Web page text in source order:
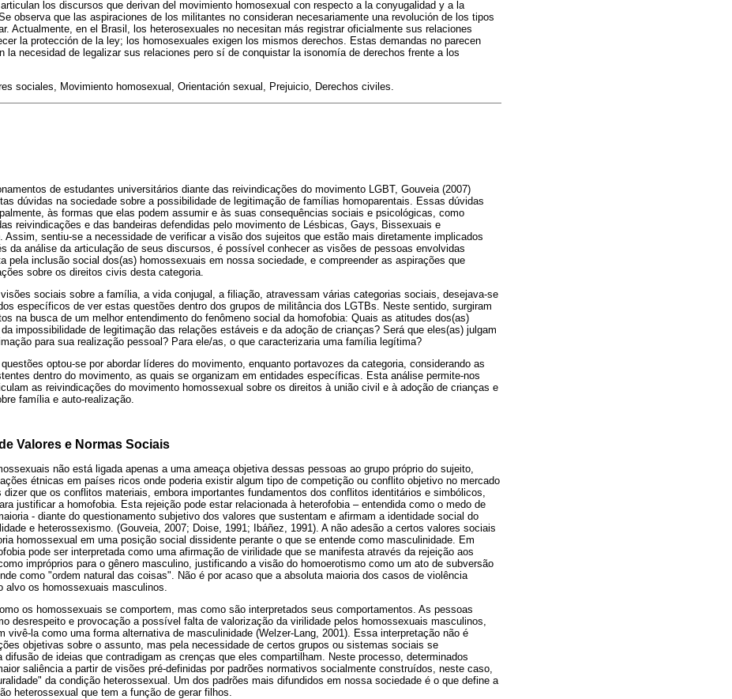
los discursos que derivan del movimiento homosexual con respecto a la conyugalidad y a la
observa que las aspiraciones de los militantes no consideran necesariamente una revolución de los tipos
Actualmente, en el Brasil, los heterosexuales no necesitan más registrar oficialmente sus relaciones
la protección de la ley; los homosexuales exigen los mismos derechos. Estas demandas no parecen
la necesidad de legalizar sus relaciones pero sí de conquistar la isonomía de derechos frente a los
sociales, Movimiento homosexual, Orientación sexual, Prejuicio, Derechos civiles.
de estudantes universitários diante das reivindicações do movimento LGBT, Gouveia (2007)
dúvidas na sociedade sobre a possibilidade de legitimação de famílias homoparentais. Essas dúvidas
às formas que elas podem assumir e às suas consequências sociais e psicológicas, como
reivindicações e das bandeiras defendidas pelo movimento de Lésbicas, Gays, Bissexuais e
Assim, sentiu-se a necessidade de verificar a visão dos sujeitos que estão mais diretamente implicados
da análise da articulação de seus discursos, é possível conhecer as visões de pessoas envolvidas
pela inclusão social dos(as) homossexuais em nossa sociedade, e compreender as aspirações que
sobre os direitos civis desta categoria.
sociais sobre a família, a vida conjugal, a filiação, atravessam várias categorias sociais, desejava-se
específicos de ver estas questões dentro dos grupos de militância dos LGTBs. Neste sentido, surgiram
na busca de um melhor entendimento do fenômeno social da homofobia: Quais as atitudes dos(as)
impossibilidade de legitimação das relações estáveis e da adoção de crianças? Será que eles(as) julgam
para sua realização pessoal? Para ele/as, o que caracterizaria uma família legítima?
optou-se por abordar líderes do movimento, enquanto portavozes da categoria, considerando as
dentro do movimento, as quais se organizam em entidades específicas. Esta análise permite-nos
as reivindicações do movimento homossexual sobre os direitos à união civil e à adoção de crianças e
família e auto-realização.
Valores e Normas Sociais
não está ligada apenas a uma ameaça objetiva dessas pessoas ao grupo próprio do sujeito,
étnicas em países ricos onde poderia existir algum tipo de competição ou conflito objetivo no mercado
dizer que os conflitos materiais, embora importantes fundamentos dos conflitos identitários e simbólicos,
justificar a homofobia. Esta rejeição pode estar relacionada à heterofobia – entendida como o medo de
- diante do questionamento subjetivo dos valores que sustentam e afirmam a identidade social do
e heterossexismo. (Gouveia, 2007; Doise, 1991; Ibáñez, 1991). A não adesão a certos valores sociais
homossexual em uma posição social dissidente perante o que se entende como masculinidade. Em
pode ser interpretada como uma afirmação de virilidade que se manifesta através da rejeição aos
impróprios para o gênero masculino, justificando a visão do homoerotismo como um ato de subversão
como "ordem natural das coisas". Não é por acaso que a absoluta maioria dos casos de violência
alvo os homossexuais masculinos.
os homossexuais se comportem, mas como são interpretados seus comportamentos. As pessoas
desrespeito e provocação a possível falta de valorização da virilidade pelos homossexuais masculinos,
vivê-la como uma forma alternativa de masculinidade (Welzer-Lang, 2001). Essa interpretação não é
objetivas sobre o assunto, mas pela necessidade de certos grupos ou sistemas sociais se
difusão de ideias que contradigam as crenças que eles compartilham. Neste processo, determinados
saliência a partir de visões pré-definidas por padrões normativos socialmente construídos, neste caso,
da condição heterossexual. Um dos padrões mais difundidos em nossa sociedade é o que define a
heterossexual que tem a função de gerar filhos.